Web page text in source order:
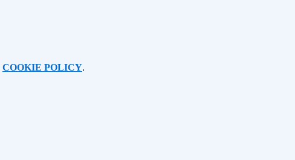
COOKIE POLICY.